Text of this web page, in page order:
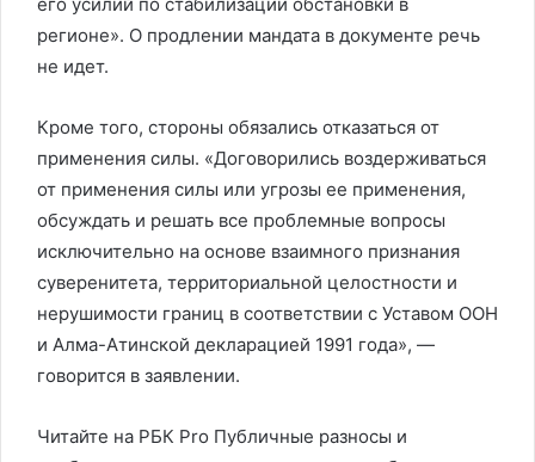
регионе». О продлении мандата в документе речь
не идет.
Кроме того, стороны обязались отказаться от
применения силы. «Договорились воздерживаться
от применения силы или угрозы ее применения,
обсуждать и решать все проблемные вопросы
исключительно на основе взаимного признания
суверенитета, территориальной целостности и
нерушимости границ в соответствии с Уставом ООН
и Алма-Атинской декларацией 1991 года», —
говорится в заявлении.
Читайте на РБК Pro Публичные разносы и